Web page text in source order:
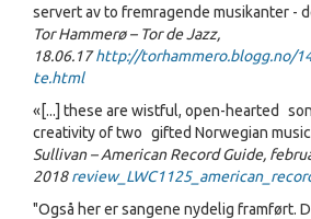
servert av to fremragende musikanter -
Tor Hammerø – Tor de Jazz,
18.06.17http://torhammero.blogg.no/
te.html
«[...] these are wistful, open-hearted
creativity of two gifted Norwegian
Sullivan – American Record Guide,
2018
"Også her er sangene nydelig framført.